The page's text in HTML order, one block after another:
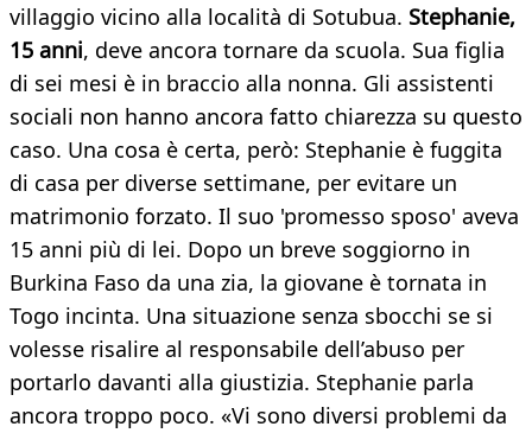
villaggio vicino alla località di Sotubua. Stephanie,
15 anni, deve ancora tornare da scuola. Sua figlia
di sei mesi è in braccio alla nonna. Gli assistenti
sociali non hanno ancora fatto chiarezza su questo
caso. Una cosa è certa, però: Stephanie è fuggita
di casa per diverse settimane, per evitare un
matrimonio forzato. Il suo 'promesso sposo' aveva
15 anni più di lei. Dopo un breve soggiorno in
Burkina Faso da una zia, la giovane è tornata in
Togo incinta. Una situazione senza sbocchi se si
volesse risalire al responsabile dell’abuso per
portarlo davanti alla giustizia. Stephanie parla
ancora troppo poco. «Vi sono diversi problemi da